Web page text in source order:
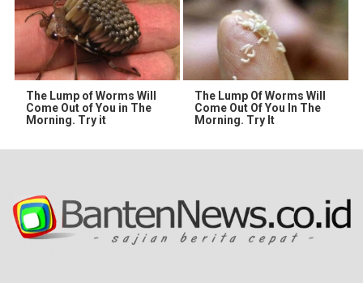
The Lump of Worms Will
Come Out of You in The
Morning. Try it
The Lump Of Worms Will
Come Out Of You In The
Morning. Try It